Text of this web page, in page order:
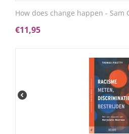
How does change happen - Sam
€11,95